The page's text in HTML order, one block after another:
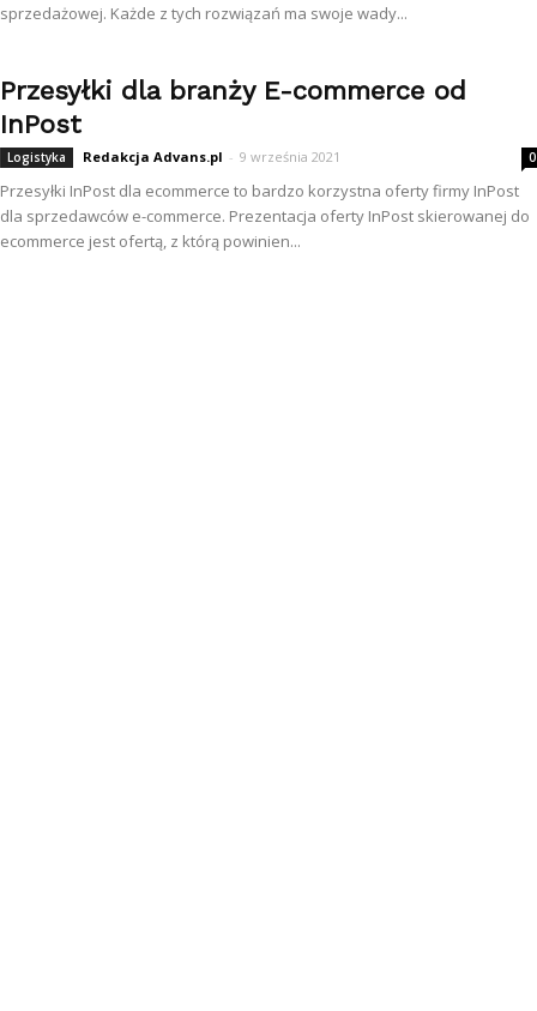
sprzedażowej. Każde z tych rozwiązań ma swoje wady...
Przesyłki dla branży E-commerce od
InPost
Logistyka Redakcja Advans.pl - 9 września 2021 0
Przesyłki InPost dla ecommerce to bardzo korzystna oferty firmy InPost
dla sprzedawców e-commerce. Prezentacja oferty InPost skierowanej do
ecommerce jest ofertą, z którą powinien...